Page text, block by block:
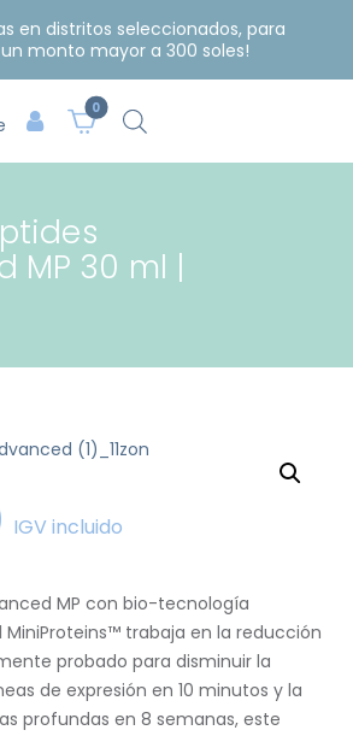
en distritos seleccionados, para
monto mayor a 300 soles!
0
MP 30 ml |
IGV incluido
MP con bio-tecnología
MiniProteins™ trabaja en la reducción
probado para disminuir la
de expresión en 10 minutos y la
profundas en 8 semanas, este